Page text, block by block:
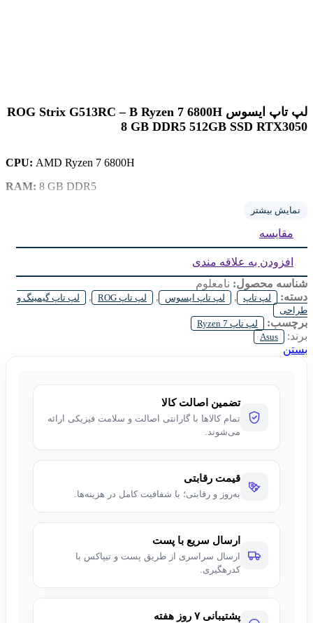
لپ تاپ ایسوس ROG Strix G513RC – B Ryzen 7 6800H
8 GB DDR5 512GB SSD RTX3050
CPU: AMD Ryzen 7 6800H
RAM: 8 GB DDR5
نمایش بیشتر
مقایسه
افزودن به علاقه مندی
شناسه محصول: نامعلوم
دسته:
لپ تاپ , لپ تاپ ایسوس , لپ تاپ ROG ,
لپ تاپ گیمینگ و
طراحی
برچسب: لپ تاپ Ryzen 7
برند: Asus
بستن
تضمین اصالت کالا
تمام کالاها با گارانتی اصالت و سلامت فیزیکی ارائه
می‌شوند.
قیمت رقابتی
به‌روز و رقابتی؛ با شفافیت کامل در هزینه‌ها.
ارسال سریع با پست
ارسال سراسری از طریق پست و تیپاکس با
کدرهگیری.
پشتیبانی ۷ روز هفته